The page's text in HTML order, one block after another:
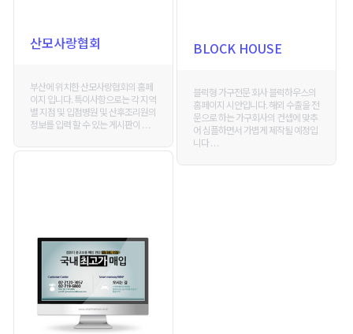
BLOCK HOUSE
블럭형 가구전문 회사 블럭하우스의
홈페이지 시안입니다. 해외 수출을 전
문으로 하는 가구회사의 컨셉에 맞추
어 심플하면서 가볍게 제작될 예정입
니다 . . .
산모사랑협회
부산에 위치한 산모사랑협회의 홈페
이지 입니다. 특이사항으로는 각 지역
별 지점 및 입점병원 및 산후조리원의
정보를 입력 할 수 있는 게시판이 . . .